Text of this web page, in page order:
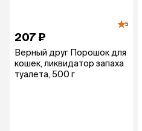
5
207 ₽
Верный друг Порошок для
кошек, ликвидатор запаха
туалета, 500 г